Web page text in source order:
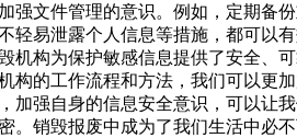
强文件管理的意识。例如，定期备
轻易泄露个人信息等措施，都可以
机构为保护敏感信息提供了安全、
构的工作流程和方法，我们可以更
加强自身的信息安全意识，可以让
。销毁报废中成为了我们生活中必